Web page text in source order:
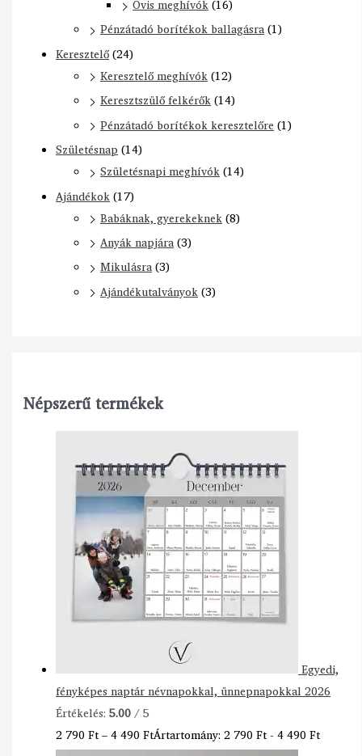
Ovis meghívók(16)
Pénzátadó borítékok ballagásra(1)
Keresztelő(24)
Keresztelő meghívók(12)
Keresztszülő felkérők(14)
Pénzátadó borítékok keresztelőre (1)
Születésnap (14)
Születésnapi meghívók(14)
Ajándékok(17)
Babáknak, gyerekeknek(8)
Anyák napjára(3)
Mikulásra(3)
Ajándékutalványok(3)
Népszerű termékek
Egyedi,
fényképes naptár névnapokkal, ünnepnapokkal 2026
Értékelés:5.00/ 5
2 790Ft–4 490FtÁrtartomány: 2 790 Ft - 4 490 Ft